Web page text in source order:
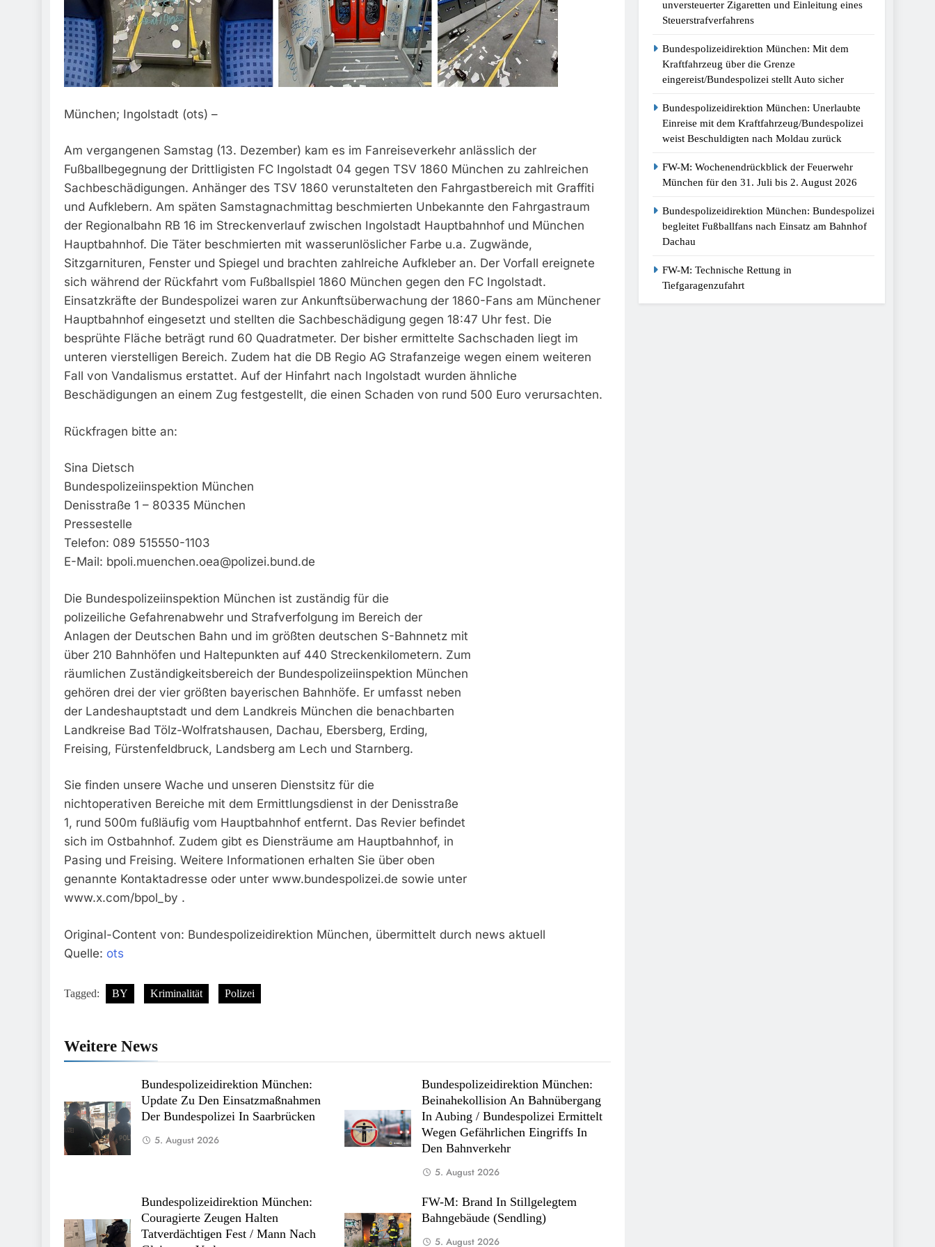
München; Ingolstadt (ots) –
Am vergangenen Samstag (13. Dezember) kam es im Fanreiseverkehr anlässlich der
Fußballbegegnung der Drittligisten FC Ingolstadt 04 gegen TSV 1860 München zu zahlreichen
Sachbeschädigungen. Anhänger des TSV 1860 verunstalteten den Fahrgastbereich mit Graffiti
und Aufklebern. Am späten Samstagnachmittag beschmierten Unbekannte den Fahrgastraum
der Regionalbahn RB 16 im Streckenverlauf zwischen Ingolstadt Hauptbahnhof und München
Hauptbahnhof. Die Täter beschmierten mit wasserunlöslicher Farbe u.a. Zugwände,
Sitzgarnituren, Fenster und Spiegel und brachten zahlreiche Aufkleber an. Der Vorfall ereignete
sich während der Rückfahrt vom Fußballspiel 1860 München gegen den FC Ingolstadt.
Einsatzkräfte der Bundespolizei waren zur Ankunftsüberwachung der 1860-Fans am Münchener
Hauptbahnhof eingesetzt und stellten die Sachbeschädigung gegen 18:47 Uhr fest. Die
besprühte Fläche beträgt rund 60 Quadratmeter. Der bisher ermittelte Sachschaden liegt im
unteren vierstelligen Bereich. Zudem hat die DB Regio AG Strafanzeige wegen einem weiteren
Fall von Vandalismus erstattet. Auf der Hinfahrt nach Ingolstadt wurden ähnliche
Beschädigungen an einem Zug festgestellt, die einen Schaden von rund 500 Euro verursachten.
Rückfragen bitte an:
Sina Dietsch
Bundespolizeiinspektion München
Denisstraße 1 – 80335 München
Pressestelle
Telefon: 089 515550-1103
E-Mail: bpoli.muenchen.oea@polizei.bund.de
Die Bundespolizeiinspektion München ist zuständig für die
polizeiliche Gefahrenabwehr und Strafverfolgung im Bereich der
Anlagen der Deutschen Bahn und im größten deutschen S-Bahnnetz mit
über 210 Bahnhöfen und Haltepunkten auf 440 Streckenkilometern. Zum
räumlichen Zuständigkeitsbereich der Bundespolizeiinspektion München
gehören drei der vier größten bayerischen Bahnhöfe. Er umfasst neben
der Landeshauptstadt und dem Landkreis München die benachbarten
Landkreise Bad Tölz-Wolfratshausen, Dachau, Ebersberg, Erding,
Freising, Fürstenfeldbruck, Landsberg am Lech und Starnberg.
Sie finden unsere Wache und unseren Dienstsitz für die
nichtoperativen Bereiche mit dem Ermittlungsdienst in der Denisstraße
1, rund 500m fußläufig vom Hauptbahnhof entfernt. Das Revier befindet
sich im Ostbahnhof. Zudem gibt es Diensträume am Hauptbahnhof, in
Pasing und Freising. Weitere Informationen erhalten Sie über oben
genannte Kontaktadresse oder unter www.bundespolizei.de sowie unter
www.x.com/bpol_by .
Original-Content von: Bundespolizeidirektion München, übermittelt durch news aktuell
Quelle: ots
Tagged: BY Kriminalität Polizei
Weitere News
Bundespolizeidirektion München:
Update Zu Den Einsatzmaßnahmen
Der Bundespolizei In Saarbrücken
5. August 2026
Bundespolizeidirektion München:
Beinahekollision An Bahnübergang
In Aubing / Bundespolizei Ermittelt
Wegen Gefährlichen Eingriffs In
Den Bahnverkehr
5. August 2026
Bundespolizeidirektion München:
Couragierte Zeugen Halten
Tatverdächtigen Fest / Mann Nach
FW-M: Brand In Stillgelegtem
Bahngebäude (Sendling)
5. August 2026
unversteuerter Zigaretten und Einleitung eines
Steuerstrafverfahrens
Bundespolizeidirektion München: Mit dem
Kraftfahrzeug über die Grenze
eingereist/Bundespolizei stellt Auto sicher
Bundespolizeidirektion München: Unerlaubte
Einreise mit dem Kraftfahrzeug/Bundespolizei
weist Beschuldigten nach Moldau zurück
FW-M: Wochenendrückblick der Feuerwehr
München für den 31. Juli bis 2. August 2026
Bundespolizeidirektion München: Bundespolizei
begleitet Fußballfans nach Einsatz am Bahnhof
Dachau
FW-M: Technische Rettung in
Tiefgaragenzufahrt